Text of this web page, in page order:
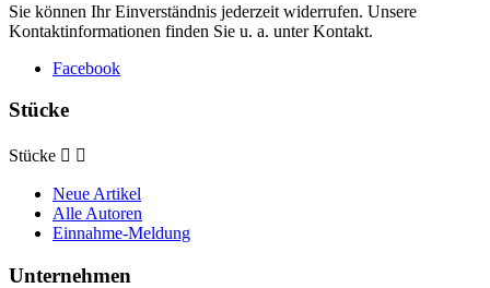
Sie können Ihr Einverständnis jederzeit widerrufen. Unsere
Kontaktinformationen finden Sie u. a. unter Kontakt.
Facebook
Stücke
Stücke  
Neue Artikel
Alle Autoren
Einnahme-Meldung
Unternehmen